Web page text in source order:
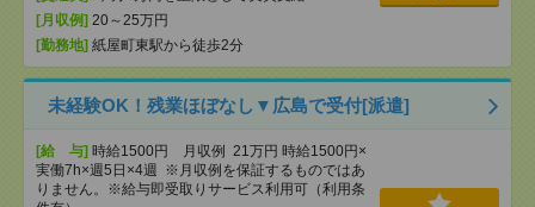
[月収例] 20～25万円
[勤務地] 紙屋町東駅から徒歩2分
未経験OK！残業ほぼなし▼広島で受付[派遣]
[給 与] 時給1500円 月収例 21万円 時給1500円×
実働7h×週5日×4週 ※月収例を保証するものではあ
りません。※給与即受取りサービス利用可（利用条